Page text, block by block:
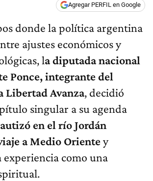
Agregar PERFIL en Google
donde la política argentina
ajustes económicos y
la diputada nacional
Ponce, integrante del
Libertad Avanza, decidió
singular a su agenda
en el río Jordán
a Medio Orientey
como una